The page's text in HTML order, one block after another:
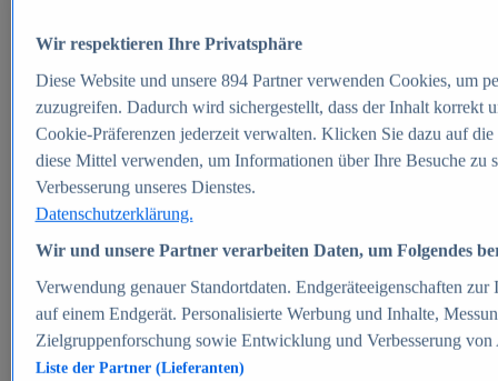
Zum Report
E-commerce
Beliebte Statistiken
Aktuelle Statistiken
E-Commerce - Entwicklung des Umsatzes in
Deutschland 1999-2025
Umsatz von Amazon in Deutschland und weltweit
2010-2025
B2C-E-Commerce: Top-50 Online Shops in
Deutschland 2024
Marktanteile von Online-Zahlungsverfahren in
Deutschland 2024
Umsatzstarke Warengruppen im Online-Handel in
Deutschland 2023-2025
Wir respektieren Ihre Privatsphäre
Diese Website und unsere 894Partner verwenden Cookies, um
zuzugreifen. Dadurch wird sichergestellt, dass der Inhalt korrekt
Cookie-Präferenzen jederzeit verwalten. Klicken Sie dazu auf
diese Mittel verwenden, um Informationen über Ihre Besuche
Verbesserung unseres Dienstes.
Datenschutzerklärung.
Wir und unsere Partner verarbeiten Daten, um Folgendes
Verwendung genauer Standortdaten. Endgeräteeigenschaften
auf einem Endgerät. Personalisierte Werbung und Inhalte,
Zielgruppenforschung sowie Entwicklung und Verbesserung von
Liste der Partner (Lieferanten)